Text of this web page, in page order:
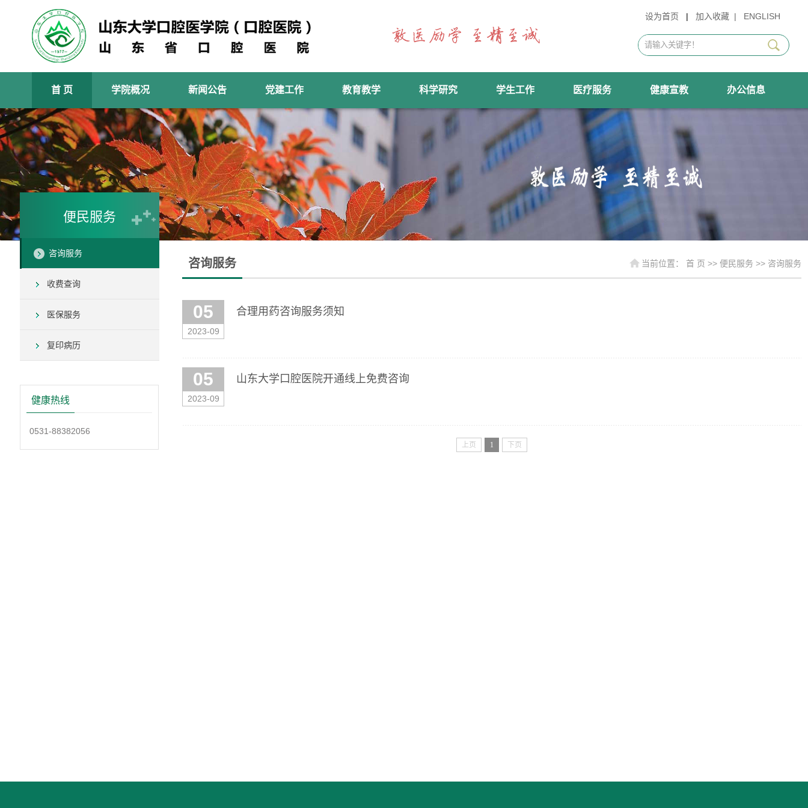
设为首页 | 加入收藏 | ENGLISH
首 页 学院概况 新闻公告 党建工作 教育教学 科学研究 学生工作 医疗服务 健康宣教 办公信息
便民服务
咨询服务
收费查询
医保服务
复印病历
健康热线
0531-88382056
咨询服务 当前位置： 首 页 >> 便民服务 >> 咨询服务
05
2023-09
合理用药咨询服务须知
05
2023-09
山东大学口腔医院开通线上免费咨询
上页 1 下页